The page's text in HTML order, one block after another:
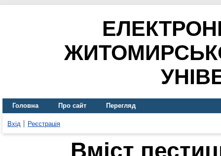
Головна Про сайт Перегляд
Вхід Реєстрація
Вміст